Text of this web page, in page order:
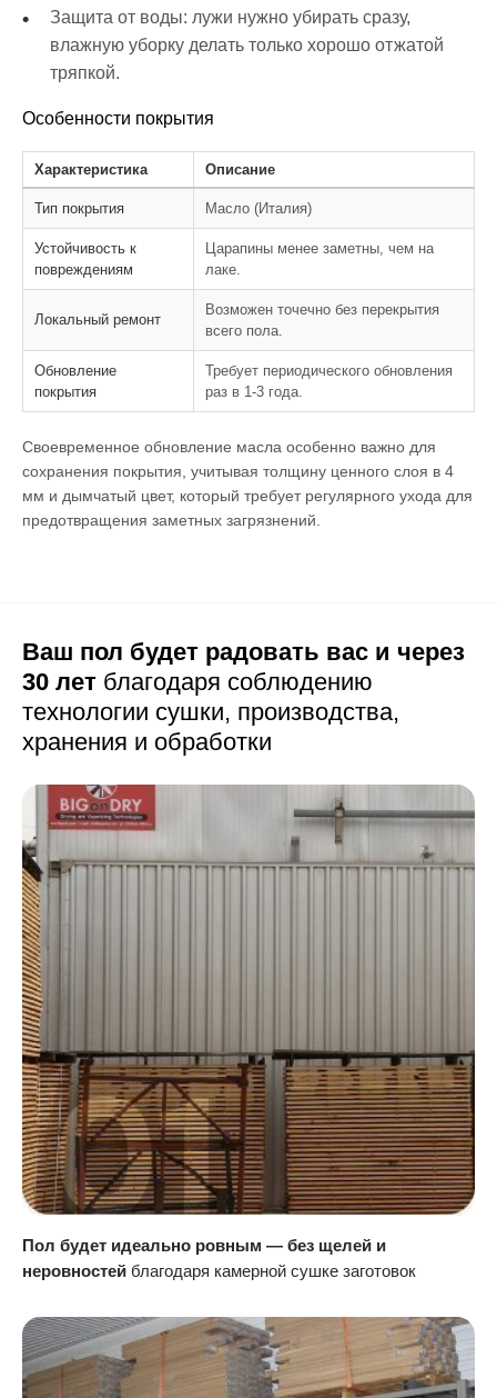
Защита от воды: лужи нужно убирать сразу,
влажную уборку делать только хорошо отжатой
тряпкой.
Особенности покрытия
Характеристика Описание
Тип покрытия Масло (Италия)
Устойчивость к
повреждениям
Царапины менее заметны, чем на
лаке.
Локальный ремонт
Возможен точечно без перекрытия
всего пола.
Обновление
покрытия
Требует периодического обновления
раз в 1-3 года.
Своевременное обновление масла особенно важно для
сохранения покрытия, учитывая толщину ценного слоя в 4
мм и дымчатый цвет, который требует регулярного ухода для
предотвращения заметных загрязнений.
Ваш пол будет радовать вас и через
30 лет благодаря соблюдению
технологии сушки, производства,
хранения и обработки
Пол будет идеально ровным — без щелей и
неровностей благодаря камерной сушке заготовок